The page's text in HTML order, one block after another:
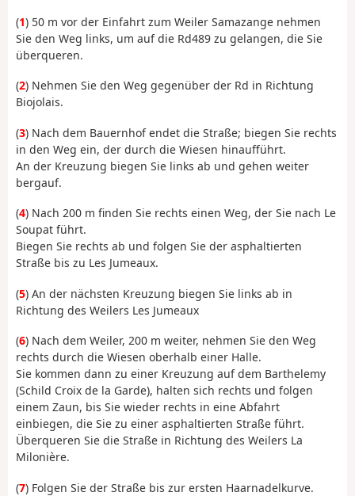
(1) 50 m vor der Einfahrt zum Weiler Samazange nehmen
Sie den Weg links, um auf die Rd489 zu gelangen, die Sie
überqueren.
(2) Nehmen Sie den Weg gegenüber der Rd in Richtung
Biojolais.
(3) Nach dem Bauernhof endet die Straße; biegen Sie rechts
in den Weg ein, der durch die Wiesen hinaufführt.
An der Kreuzung biegen Sie links ab und gehen weiter
bergauf.
(4) Nach 200 m finden Sie rechts einen Weg, der Sie nach Le
Soupat führt.
Biegen Sie rechts ab und folgen Sie der asphaltierten
Straße bis zu Les Jumeaux.
(5) An der nächsten Kreuzung biegen Sie links ab in
Richtung des Weilers Les Jumeaux
(6) Nach dem Weiler, 200 m weiter, nehmen Sie den Weg
rechts durch die Wiesen oberhalb einer Halle.
Sie kommen dann zu einer Kreuzung auf dem Barthelemy
(Schild Croix de la Garde), halten sich rechts und folgen
einem Zaun, bis Sie wieder rechts in eine Abfahrt
einbiegen, die Sie zu einer asphaltierten Straße führt.
Überqueren Sie die Straße in Richtung des Weilers La
Milonière.
(7) Folgen Sie der Straße bis zur ersten Haarnadelkurve.